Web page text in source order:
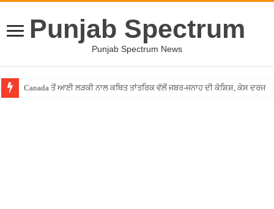
Punjab Spectrum
Punjab Spectrum News
Canada ਤੋਂ ਆਈ ਲੜਕੀ ਨਾਲ ਕਥਿਤ ਤਾਂਤਰਿਕ ਵੱਲੋਂ ਜਬਰ-ਜਨਾਹ ਦੀ ਕੋਸ਼ਿਸ਼, ਕੇਸ ਦਰਜ